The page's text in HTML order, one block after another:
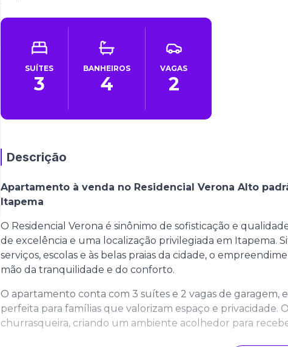
SUÍTES
3
BANHEIROS
4
VAGAS
2
Descrição
Apartamento à venda no Residencial Verona Alto
Itapema
O Residencial Verona é sinônimo de sofisticação e
de excelência e uma localização privilegiada em Itapema.
serviços, escolas e às belas praias da cidade, o
mão da tranquilidade e do conforto.
O apartamento conta com 3 suítes e 2 vagas de
perfeita para famílias que valorizam espaço e privacidade.
churrasqueira, criando um ambiente acolhedor para